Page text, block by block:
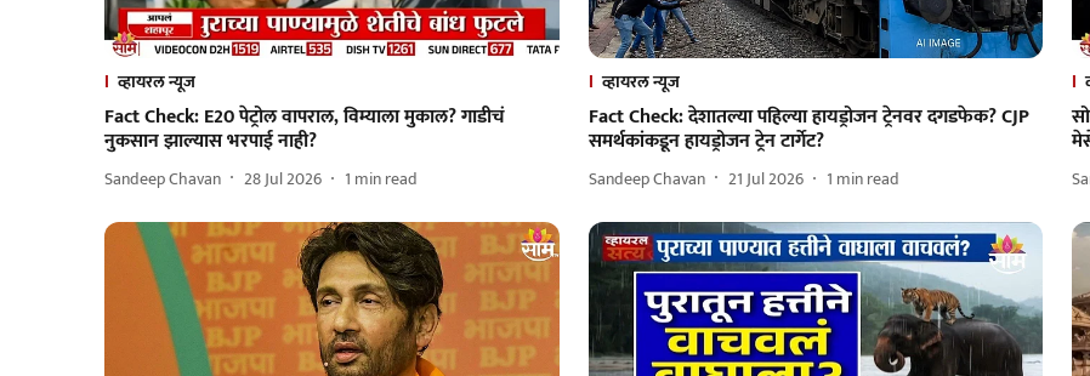
व्हायरल न्यूज
Fact Check: E20 पेट्रोल वापराल, विम्याला मुकाल? गाडीचं
नुकसान झाल्यास भरपाई नाही?
Sandeep Chavan 28 Jul 2026 1 min read
व्हायरल न्यूज
Fact Check: देशातल्या पहिल्या हायड्रोजन ट्रेनवर दगडफेक? CJP
समर्थकांकडून हायड्रोजन ट्रेन टार्गेट?
Sandeep Chavan 21 Jul 2026 1 min read